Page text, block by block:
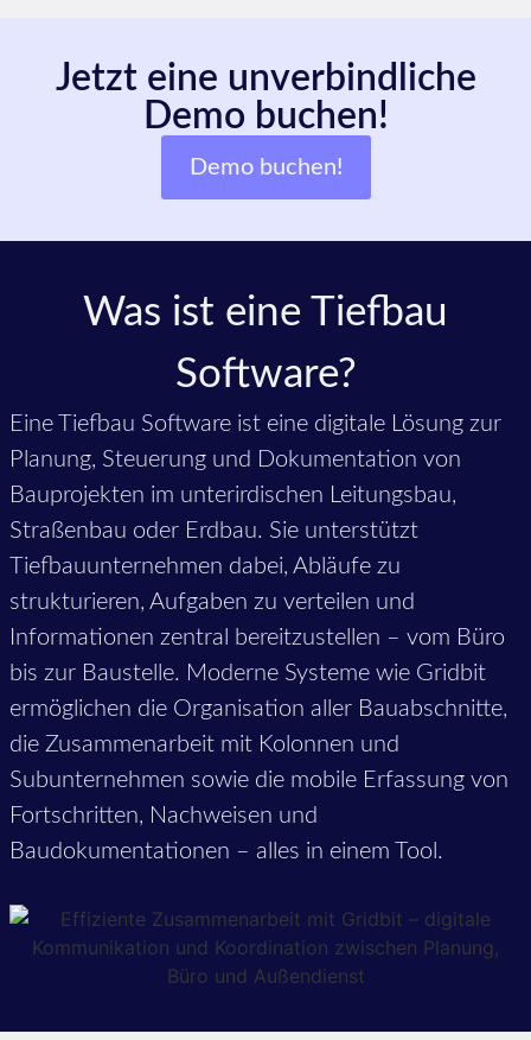
Jetzt eine unverbindliche
Demo buchen!
Demo buchen!
Was ist eine Tiefbau
Software?
Eine Tiefbau Software ist eine digitale Lösung zur
Planung, Steuerung und Dokumentation von
Bauprojekten im unterirdischen Leitungsbau,
Straßenbau oder Erdbau. Sie unterstützt
Tiefbauunternehmen dabei, Abläufe zu
strukturieren, Aufgaben zu verteilen und
Informationen zentral bereitzustellen – vom Büro
bis zur Baustelle. Moderne Systeme wie Gridbit
ermöglichen die Organisation aller Bauabschnitte,
die Zusammenarbeit mit Kolonnen und
Subunternehmen sowie die mobile Erfassung von
Fortschritten, Nachweisen und
Baudokumentationen – alles in einem Tool.